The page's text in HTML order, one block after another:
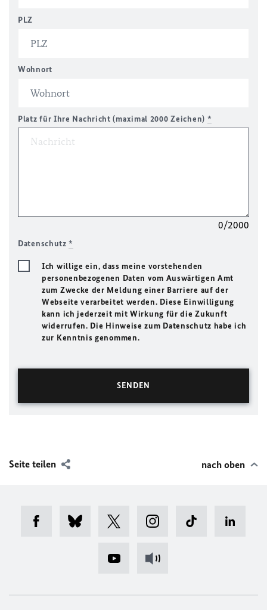
PLZ
Wohnort
Platz für Ihre Nachricht (maximal 2000 Zeichen) *
0/2000
Datenschutz*
Ich willige ein, dass meine vorstehenden
personenbezogenen Daten vom Auswärtigen Amt
zum Zwecke der Meldung einer Barriere auf der
Webseite verarbeitet werden. Diese Einwilligung
kann ich jederzeit mit Wirkung für die Zukunft
widerrufen. Die Hinweise zum Datenschutz habe ich
zur Kenntnis genommen.
Seite teilen nach oben